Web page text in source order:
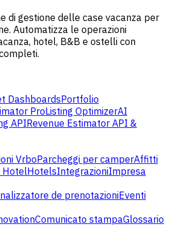
di gestione delle case vacanza per
Automatizza le operazioni
hotel, B&B e ostelli con
DashboardsPortfolio
ProListing OptimizerAI
APIRevenue Estimator API &
VrboParcheggi per camperAffitti
HotelHotelsIntegrazioniImpresa
de prenotazioniEventi
Comunicato stampaGlossario